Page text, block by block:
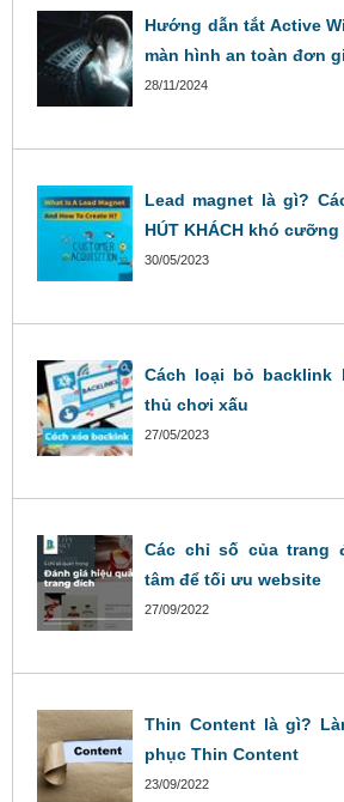
Hướng dẫn tắt Active
màn hình an toàn đơn
28/11/2024
Lead magnet là gì?
HÚT KHÁCH khó
30/05/2023
Cách loại bỏ
thủ chơi xấu
27/05/2023
Các chỉ số của trang
tâm để tối ưu website
27/09/2022
Thin Content là gì?
phục Thin Content
23/09/2022